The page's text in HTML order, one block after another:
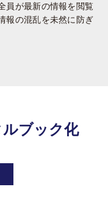
員が最新の情報を閲覧
報の混乱を未然に防ぎ
ブック化